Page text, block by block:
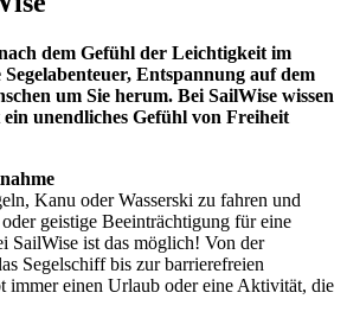
dem Gefühl der Leichtigkeit im
Entspannung auf dem
um Sie herum. Bei SailWise wissen
ein unendliches Gefühl von Freiheit
Kanu oder Wasserski zu fahren und
geistige Beeinträchtigung für eine
SailWise ist das möglich! Von der
Segelschiff bis zur barrierefreien
immer einen Urlaub oder eine Aktivität, die